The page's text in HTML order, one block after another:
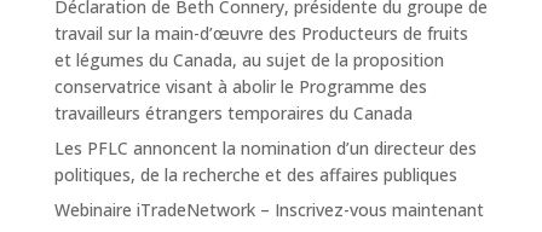
Déclaration de Beth Connery, présidente du groupe de
travail sur la main-d’œuvre des Producteurs de fruits
et légumes du Canada, au sujet de la proposition
conservatrice visant à abolir le Programme des
travailleurs étrangers temporaires du Canada
Les PFLC annoncent la nomination d’un directeur des
politiques, de la recherche et des affaires publiques
Webinaire iTradeNetwork – Inscrivez-vous maintenant